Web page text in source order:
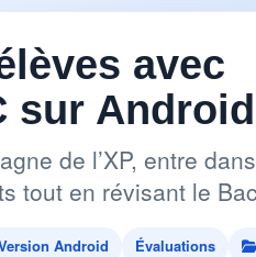
avec
sur Android
de l’XP, entre
tout en révisant le
Android Évaluations